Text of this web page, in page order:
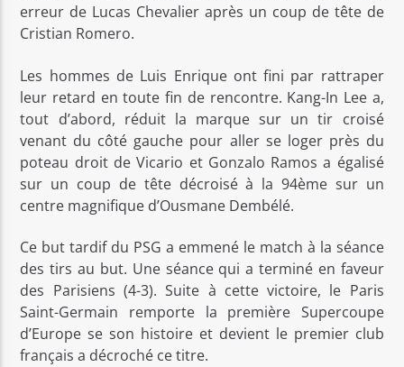
erreur de Lucas Chevalier après un coup de tête de
Cristian Romero.
Les hommes de Luis Enrique ont fini par rattraper
leur retard en toute fin de rencontre. Kang-In Lee a,
tout d’abord, réduit la marque sur un tir croisé
venant du côté gauche pour aller se loger près du
poteau droit de Vicario et Gonzalo Ramos a égalisé
sur un coup de tête décroisé à la 94ème sur un
centre magnifique d’Ousmane Dembélé.
Ce but tardif du PSG a emmené le match à la séance
des tirs au but. Une séance qui a terminé en faveur
des Parisiens (4-3). Suite à cette victoire, le Paris
Saint-Germain remporte la première Supercoupe
d’Europe se son histoire et devient le premier club
français a décroché ce titre.